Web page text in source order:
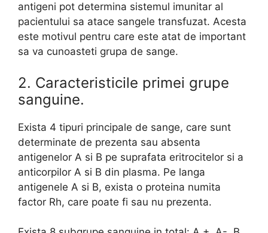
antigeni pot determina sistemul imunitar al
pacientului sa atace sangele transfuzat. Acesta
este motivul pentru care este atat de important
sa va cunoasteti grupa de sange.
2. Caracteristicile primei grupe
sanguine.
Exista 4 tipuri principale de sange, care sunt
determinate de prezenta sau absenta
antigenelor A si B pe suprafata eritrocitelor si a
anticorpilor A si B din plasma. Pe langa
antigenele A si B, exista o proteina numita
factor Rh, care poate fi sau nu prezenta.